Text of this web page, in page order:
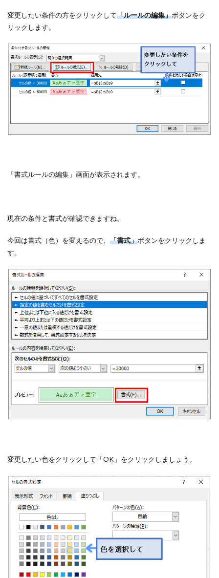
変更したい条件の方をクリックして「ルールの編集」ボタンをク
リックします。
「書式ルールの編集」画面が表示されます。
現在の条件と書式が確認できますね。
今回は書式（色）を変えるので、 「書式」ボタンをクリックしま
す。
変更したい色をクリックして「OK」をクリックしましょう。